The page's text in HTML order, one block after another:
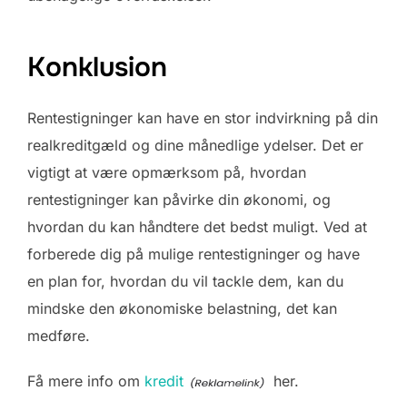
Konklusion
Rentestigninger kan have en stor indvirkning på din
realkreditgæld og dine månedlige ydelser. Det er
vigtigt at være opmærksom på, hvordan
rentestigninger kan påvirke din økonomi, og
hvordan du kan håndtere det bedst muligt. Ved at
forberede dig på mulige rentestigninger og have
en plan for, hvordan du vil tackle dem, kan du
mindske den økonomiske belastning, det kan
medføre.
Få mere info om kredit her.